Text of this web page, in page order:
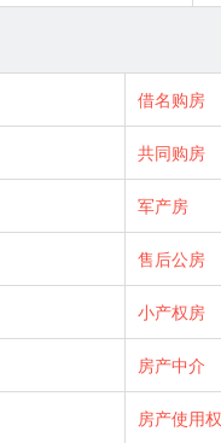
借名购房
共同购房
军产房
售后公房
小产权房
房产中介
房产使用权